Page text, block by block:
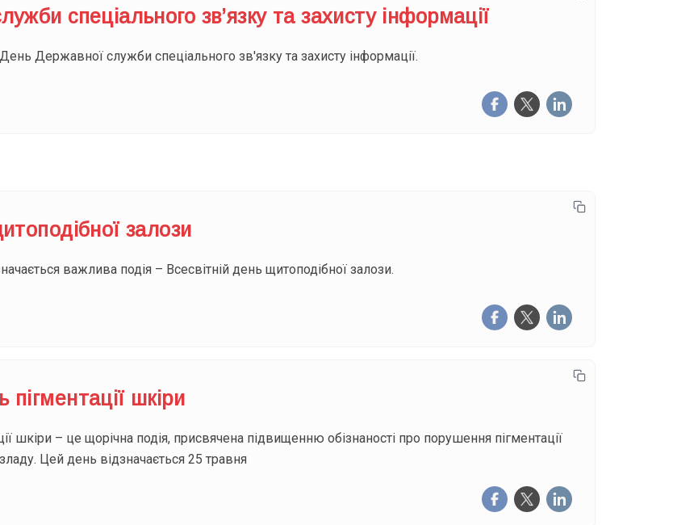
спеціального зв’язку та захисту інформації
Державної служби спеціального зв'язку та захисту інформації.
залози
важлива подія – Всесвітній день щитоподібної залози.
шкіри
шкіри – це щорічна подія, присвячена підвищенню обізнаності про порушення пігментації
Цей день відзначається 25 травня